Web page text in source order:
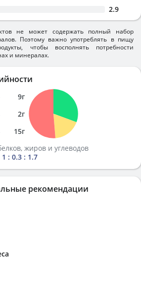
2.9
не может содержать полный набор
Поэтому важно употреблять в пищу
чтобы восполнять потребности
и минералах.
9г
2г
15г
жиров и углеводов
1 : 0.3 : 1.7
рекомендации